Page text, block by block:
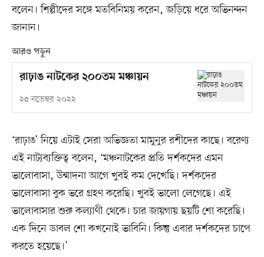
বলেন। শিল্পীদের সঙ্গে মতবিনিময় করেন, জড়িয়ে ধরে অভিনন্দন
জানান।
আরও পড়ুন
রাঢ়াঙ নাটকের ২০০তম মঞ্চায়ন
২৫ নভেম্বর ২০২২
‘রাঢ়াঙ’ নিয়ে এটাই সেরা অভিজ্ঞতা মামুনুর রশীদের কাছে। বরেণ্য
এই নাট্যব্যক্তিত্ব বলেন, ‘মঞ্চনাটকের প্রতি দর্শকদের এমন
ভালোবাসা, উন্মাদনা আগে খুবই কম দেখেছি। দর্শকদের
ভালোবাসা বুক ভরে গ্রহণ করেছি। খুবই ভালো লেগেছে। এই
ভালোবাসার শুরু কল্যাণী থেকে। চার জায়গায় ছয়টি শো করেছি।
এক দিনে ডাবল শো কখনোই ভাবিনি। কিন্তু এবার দর্শকদের চাপে
করতে হয়েছে।’